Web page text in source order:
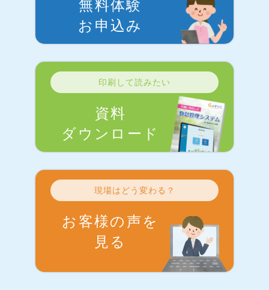
無料体験
お申込み
印刷して読みたい
資料
ダウンロード
現場はどう変わる？
お客様の声を
見る